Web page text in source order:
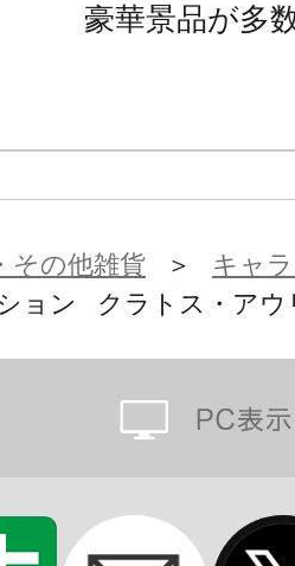
豪華景品が多
その他雑貨 ＞ キャ
ョン クラトス・ア